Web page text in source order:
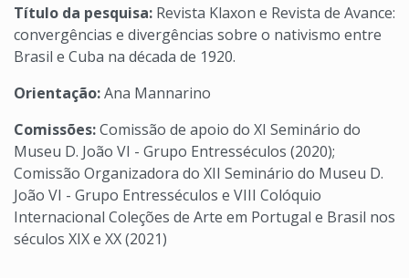
Título da pesquisa: Revista Klaxon e Revista de Avance:
convergências e divergências sobre o nativismo entre
Brasil e Cuba na década de 1920.
Orientação:Ana Mannarino
Comissões:Comissão de apoio do XI Seminário do
Museu D. João VI - Grupo Entresséculos (2020);
Comissão Organizadora do XII Seminário do Museu D.
João VI - Grupo Entresséculos e VIII Colóquio
Internacional Coleções de Arte em Portugal e Brasil nos
séculos XIX e XX (2021)